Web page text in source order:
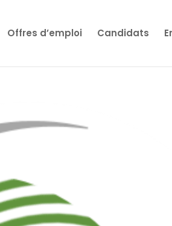
Offres d’emploi Candidats